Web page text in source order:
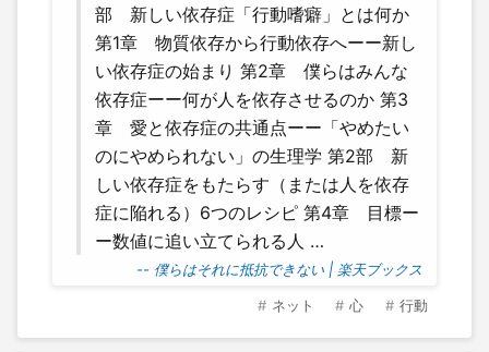
部 新しい依存症「行動嗜癖」とは何か
第1章 物質依存から行動依存へーー新し
い依存症の始まり 第2章 僕らはみんな
依存症ーー何が人を依存させるのか 第3
章 愛と依存症の共通点ーー「やめたい
のにやめられない」の生理学 第2部 新
しい依存症をもたらす（または人を依存
症に陥れる）6つのレシピ 第4章 目標ー
ー数値に追い立てられる人 …
-- 僕らはそれに抵抗できない | 楽天ブックス
ネット 心 行動